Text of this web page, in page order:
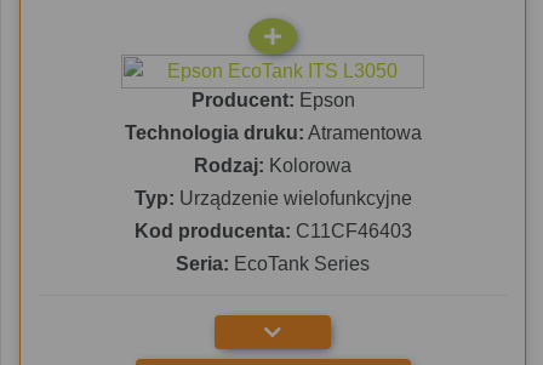
Producent: Epson
Technologia druku: Atramentowa
Rodzaj: Kolorowa
Typ: Urządzenie wielofunkcyjne
Kod producenta: C11CF46403
Seria: EcoTank Series